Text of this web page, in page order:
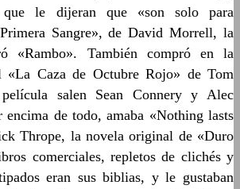
le dijeran que «son solo para
Sangre», de David Morrell, la
«Rambo». También compró en la
«La Caza de Octubre Rojo» de Tom
salen Sean Connery y Alec
de todo, amaba «Nothing lasts
Thrope, la novela original de «Duro
comerciales, repletos de clichés y
eran sus biblias, y le gustaban